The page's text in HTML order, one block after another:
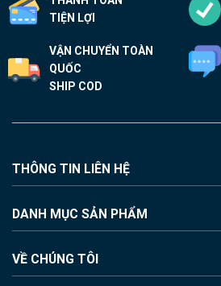
TIỆN LỢI
VẬN CHUYỂN TOÀN
QUỐC
SHIP COD
THÔNG TIN LIÊN HỆ
DANH MỤC SẢN PHẨM
VỀ CHÚNG TÔI